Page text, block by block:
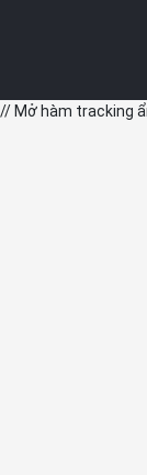
// Mở hàm tracking